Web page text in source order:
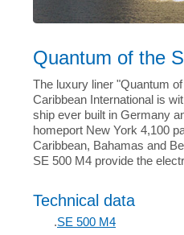
Quantum of the
The luxury liner "Quantum
Caribbean International is
ship ever built in Germany
homeport New York 4,100
Caribbean, Bahamas and
SE 500 M4 provide the
Technical data
.SE 500 M4